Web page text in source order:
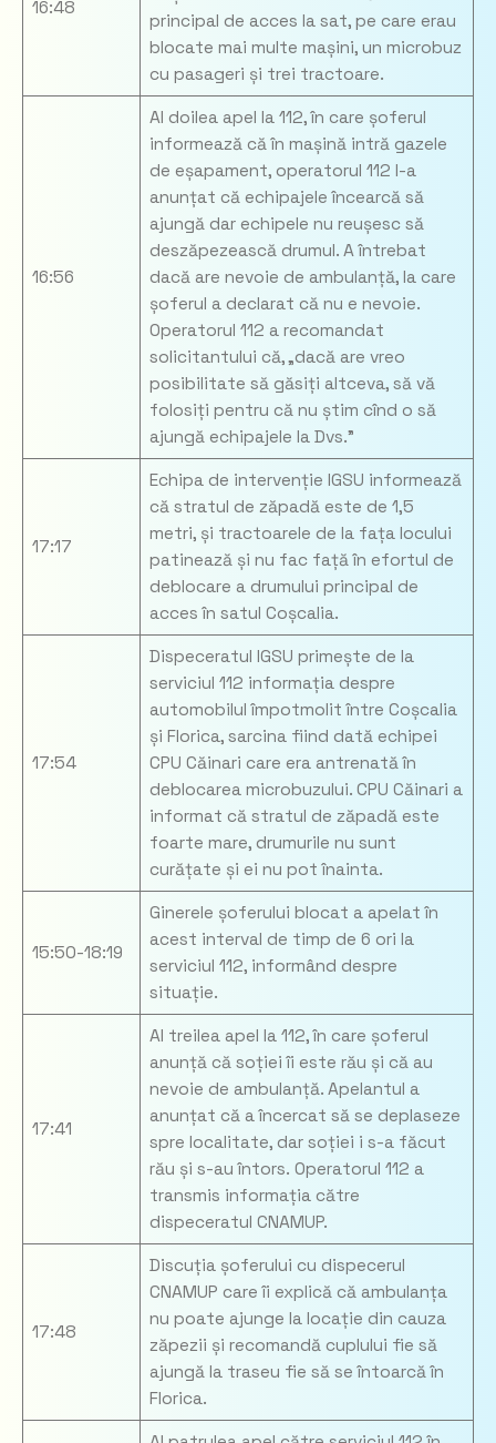
16:48
principal de acces la sat, pe care erau
blocate mai multe mașini, un microbuz
cu pasageri și trei tractoare.
16:56
Al doilea apel la 112, în care șoferul
informează că în mașină intră gazele
de eșapament, operatorul 112 l-a
anunțat că echipajele încearcă să
ajungă dar echipele nu reușesc să
deszăpezească drumul. A întrebat
dacă are nevoie de ambulanță, la care
șoferul a declarat că nu e nevoie.
Operatorul 112 a recomandat
solicitantului că, „dacă are vreo
posibilitate să găsiți altceva, să vă
folosiți pentru că nu știm cînd o să
ajungă echipajele la Dvs.”
17:17
Echipa de intervenție IGSU informează
că stratul de zăpadă este de 1,5
metri, și tractoarele de la fața locului
patinează și nu fac față în efortul de
deblocare a drumului principal de
acces în satul Coșcalia.
17:54
Dispeceratul IGSU primește de la
serviciul 112 informația despre
automobilul împotmolit între Coșcalia
și Florica, sarcina fiind dată echipei
CPU Căinari care era antrenată în
deblocarea microbuzului. CPU Căinari a
informat că stratul de zăpadă este
foarte mare, drumurile nu sunt
curățate și ei nu pot înainta.
15:50-18:19
Ginerele șoferului blocat a apelat în
acest interval de timp de 6 ori la
serviciul 112, informând despre
situație.
17:41
Al treilea apel la 112, în care șoferul
anunță că soției îi este rău și că au
nevoie de ambulanță. Apelantul a
anunțat că a încercat să se deplaseze
spre localitate, dar soției i s-a făcut
rău și s-au întors. Operatorul 112 a
transmis informația către
dispeceratul CNAMUP.
17:48
Discuția șoferului cu dispecerul
CNAMUP care îi explică că ambulanța
nu poate ajunge la locație din cauza
zăpezii și recomandă cuplului fie să
ajungă la traseu fie să se întoarcă în
Florica.